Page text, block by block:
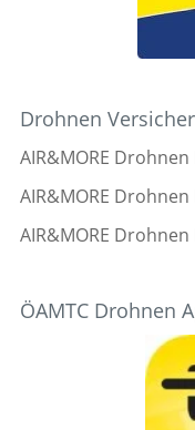
Drohnen
AIR&MORE
AIR&MORE
AIR&MORE
ÖAMTC Drohnen